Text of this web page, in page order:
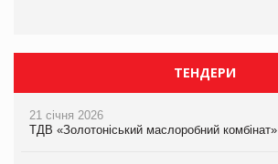
ТЕНДЕРИ
21 січня 2026
ТДВ «Золотоніський маслоробний комбінат»